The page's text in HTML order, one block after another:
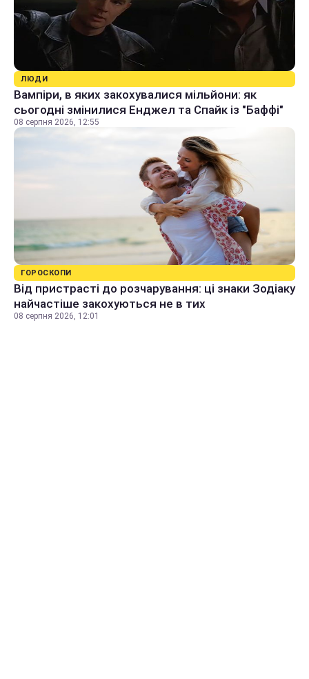
ЛЮДИ
Вампіри, в яких закохувалися мільйони: як
сьогодні змінилися Енджел та Спайк із "Баффі"
08 серпня 2026, 12:55
ГОРОСКОПИ
Від пристрасті до розчарування: ці знаки Зодіаку
найчастіше закохуються не в тих
08 серпня 2026, 12:01